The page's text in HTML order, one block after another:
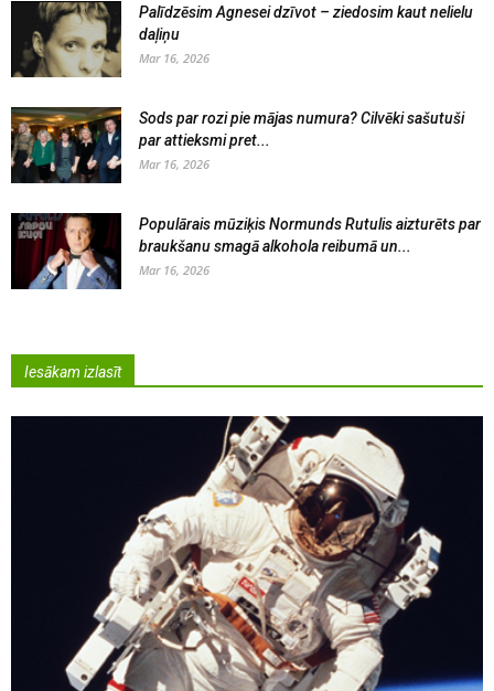
Palīdzēsim Agnesei dzīvot – ziedosim kaut nelielu
daļiņu
Mar 16, 2026
Sods par rozi pie mājas numura? Cilvēki sašutuši
par attieksmi pret...
Mar 16, 2026
Populārais mūziķis Normunds Rutulis aizturēts par
braukšanu smagā alkohola reibumā un...
Mar 16, 2026
Iesākam izlasīt